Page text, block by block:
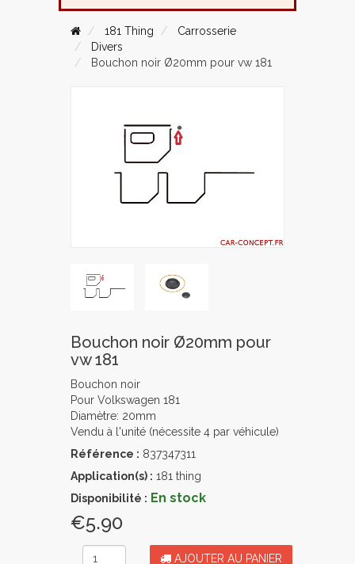
181 Thing
Carrosserie
Divers
Bouchon noir Ø20mm pour vw 181
Bouchon noir Ø20mm pour
vw 181
Bouchon noir
Pour Volkswagen 181
Diamètre: 20mm
Vendu à l'unité (nécessite 4 par véhicule)
Référence : 837347311
Application(s) : 181 thing
Disponibilité : En stock
€5.90
AJOUTER AU PANIER